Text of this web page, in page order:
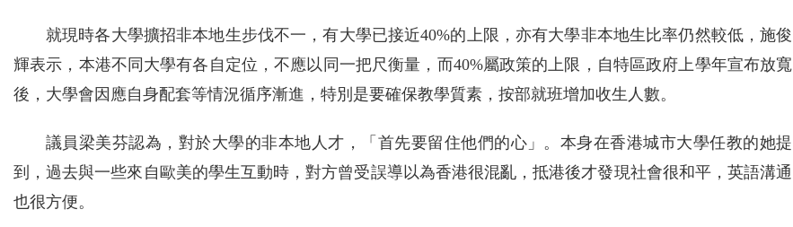
就現時各大學擴招非本地生步伐不一，有大學已接近40%的上限，亦有大學非本地生比率仍然較低，施俊
輝表示，本港不同大學有各自定位，不應以同一把尺衡量，而40%屬政策的上限，自特區政府上學年宣布放寬
後，大學會因應自身配套等情況循序漸進，特別是要確保教學質素，按部就班增加收生人數。
議員梁美芬認為，對於大學的非本地人才，「首先要留住他們的心」。本身在香港城市大學任教的她提
到，過去與一些來自歐美的學生互動時，對方曾受誤導以為香港很混亂，抵港後才發現社會很和平，英語溝通
也很方便。